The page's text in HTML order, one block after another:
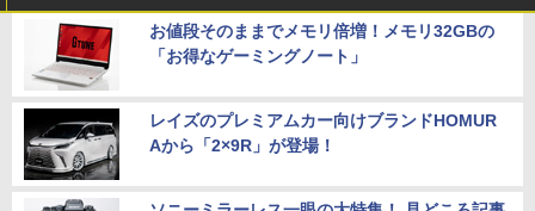
お値段そのままでメモリ倍増！メモリ32GBの
「お得なゲーミングノート」
レイズのプレミアムカー向けブランドHOMUR
Aから「2×9R」が登場！